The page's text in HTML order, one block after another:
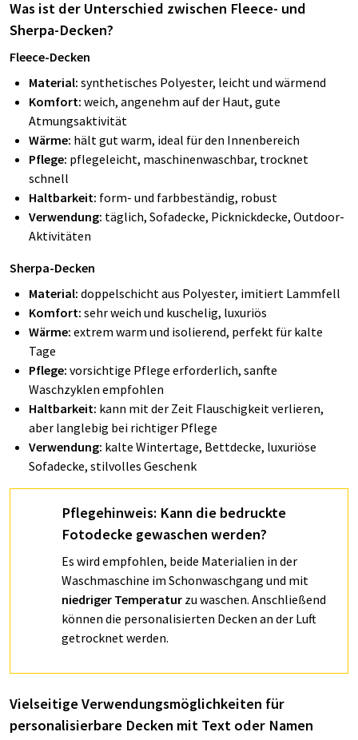
Was ist der Unterschied zwischen Fleece- und
Sherpa-Decken?
Fleece-Decken
Material: synthetisches Polyester, leicht und wärmend
Komfort: weich, angenehm auf der Haut, gute
Atmungsaktivität
Wärme: hält gut warm, ideal für den Innenbereich
Pflege: pflegeleicht, maschinenwaschbar, trocknet
schnell
Haltbarkeit: form- und farbbeständig, robust
Verwendung: täglich, Sofadecke, Picknickdecke, Outdoor-
Aktivitäten
Sherpa-Decken
Material: doppelschicht aus Polyester, imitiert Lammfell
Komfort: sehr weich und kuschelig, luxuriös
Wärme: extrem warm und isolierend, perfekt für kalte
Tage
Pflege: vorsichtige Pflege erforderlich, sanfte
Waschzyklen empfohlen
Haltbarkeit: kann mit der Zeit Flauschigkeit verlieren,
aber langlebig bei richtiger Pflege
Verwendung: kalte Wintertage, Bettdecke, luxuriöse
Sofadecke, stilvolles Geschenk
Pflegehinweis: Kann die bedruckte
Fotodecke gewaschen werden?
Es wird empfohlen, beide Materialien in der
Waschmaschine im Schonwaschgang und mit
niedriger Temperatur zu waschen. Anschließend
können die personalisierten Decken an der Luft
getrocknet werden.
Vielseitige Verwendungsmöglichkeiten für
personalisierbare Decken mit Text oder Namen